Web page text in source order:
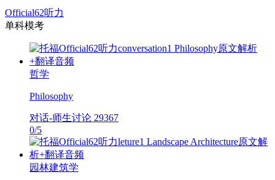
Official62听力
单科模考
哲学
Philosophy
对话-师生讨论 29367
0/5
园林建筑学